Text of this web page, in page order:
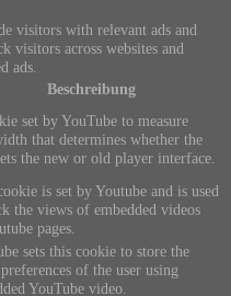
visitors with relevant ads and
visitors across websites and
ads.
Beschreibung
set by YouTube to measure
that determines whether the
the new or old player interface.
is set by Youtube and is used
the views of embedded videos
pages.
sets this cookie to store the
of the user using
YouTube video.